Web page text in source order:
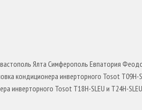
Ялта Симферополь Евпатория
кондиционера инверторного Tosot
инверторного Tosot T18H-SLEU и T24H-SLEU